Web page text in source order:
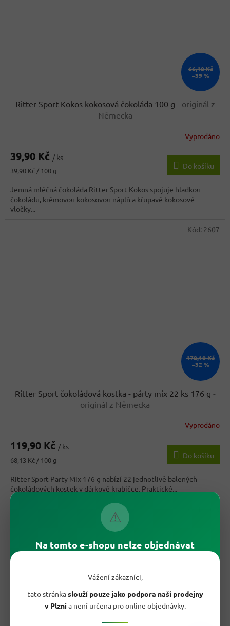
⚠
Na tomto e-shopu nelze objednávat
Vážení zákazníci,
tato stránkaslouží pouze jako podpora naší prodejny
v Plznia není určena pro online objednávky.
66,10 Kč
–39 %
Ritter Sport Kokos kokosová čokoláda 100 g - originál z
Německa
produktu
4,6
z
5
hvězdiček.
Vyprodáno
39,90 Kč / ks
Měrná
39,90 Kč / 100 g
Do košíku
Jemná mléčná čokoláda Ritter Sport Kokos spojuje hladkou
čokoládu, krémovou kokosovou náplň a křupavé kokosové
vločky...
178,10 Kč
–32 %
Ritter Sport čokoládová kostka - párty mix 22 ks 176 g -
originál z Německa
Vyprodáno
119,90 Kč / ks
Měrná
68,13 Kč / 100 g
Do košíku
Ritter Sport Party Mix 176 g nabízí 22 jednotlivě balených
čokoládových kostek v dárkové krabičce. Praktické...
Kód: 2607